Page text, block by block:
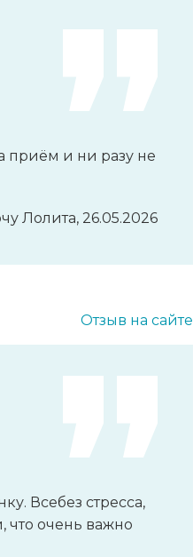
приём и ни разу не
Лолита, 26.05.2026
Отзыв на сайте
Всебез стресса,
что очень важно